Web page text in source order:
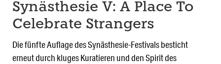
Synästhesie V: A Place To
Celebrate Strangers
Die fünfte Auflage des Synästhesie-Festivals besticht
erneut durch kluges Kuratieren und den Spirit des